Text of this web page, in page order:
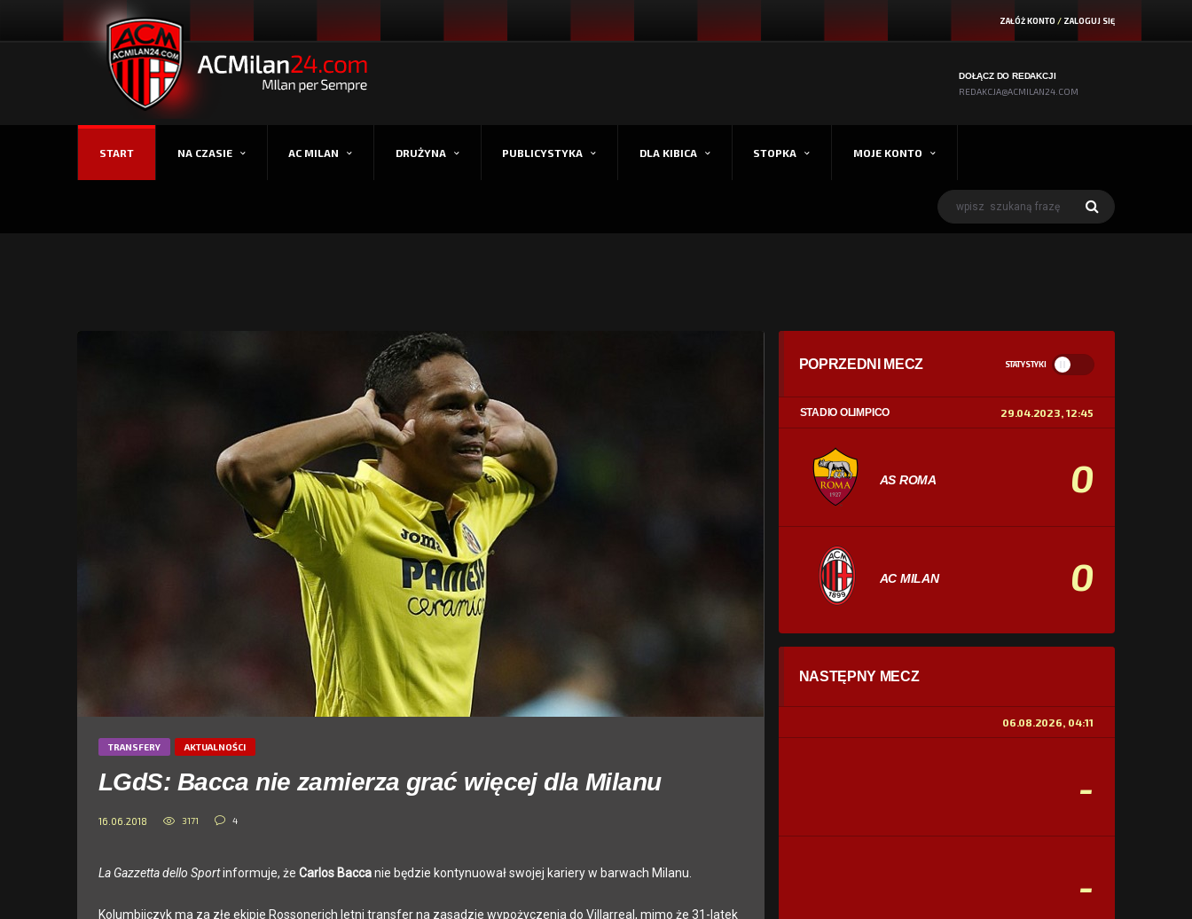
ZAŁÓŻ KONTO / ZALOGUJ SIĘ
DOŁĄCZ DO REDAKCJI
REDAKCJA@ACMILAN24.COM
START NA CZASIE AC MILAN DRUŻYNA PUBLICYSTYKA DLA KIBICA STOPKA MOJE KONTO
TRANSFERY AKTUALNOŚCI
LGdS: Bacca nie zamierza grać więcej dla Milanu
16.06.2018 3171 4
La Gazzetta dello Sportinformuje, że Carlos Baccanie będzie kontynuował swojej kariery w barwach Milanu.
Kolumbijczyk ma za złe ekipie Rossonerich letni transfer na zasadzie wypożyczenia do Villarreal, mimo że 31-latek
POPRZEDNI MECZ STATYSTYKI
STADIO OLIMPICO 29.04.2023, 12:45
AS ROMA 0
AC MILAN 0
STATYSTYKI
0% 100%
NASTĘPNY MECZ
06.08.2026, 04:11
-
-